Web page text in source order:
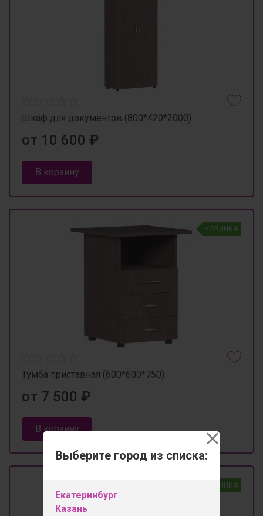
Выберите город из списка:
Екатеринбург
Казань
Шкаф для документов (800*420*2000)
от 10 600 ₽
В корзину
НОВИНКА
Тумба приставная (600*600*750)
от 7 500 ₽
В корзину
НОВИНКА